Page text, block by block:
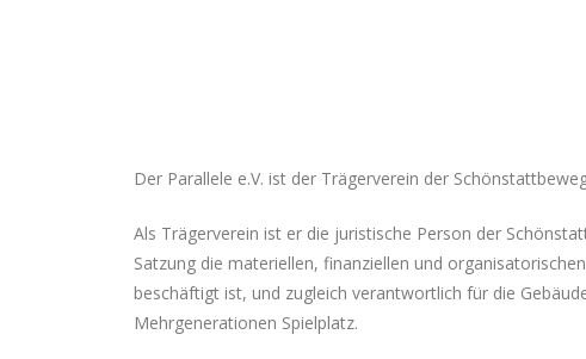
Der Parallele e.V. ist der Trägerverein der
Als Trägerverein ist er die juristische Person der
Satzung die materiellen, finanziellen und
beschäftigt ist, und zugleich verantwortlich für die
Mehrgenerationen Spielplatz.